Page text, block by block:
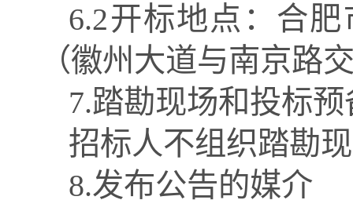
6.2开标地点：合
（徽州大道与南京路
7.踏勘现场和投标
招标人不组织踏勘
8.发布公告的媒介